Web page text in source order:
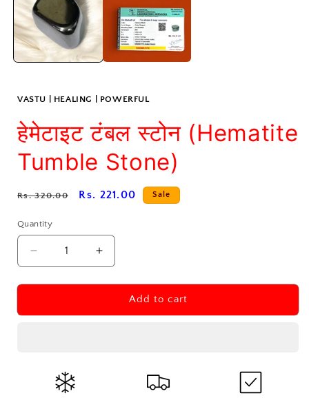
modal
VASTU | HEALING | POWERFUL
हेमेटाइट टंबल स्टोन (Hematite
Tumble Stone)
Regular
Rs. 320.00
Sale
Rs. 221.00 Sale
Quantity
Decrease
quantity
for
टंबल
Stone)
Increase
quantity
for
हेमेटाइट
टंबल
Add to cart